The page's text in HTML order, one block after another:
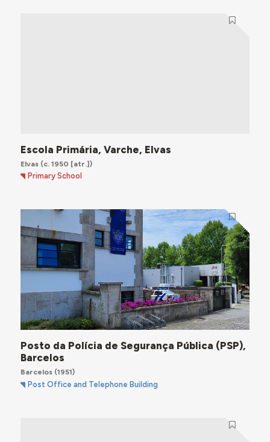
Escola Primária, Varche, Elvas
Elvas(c. 1950 [atr.])
Primary School
Posto da Polícia de Segurança Pública (PSP),
Barcelos
Barcelos(1951)
Post Office and Telephone Building